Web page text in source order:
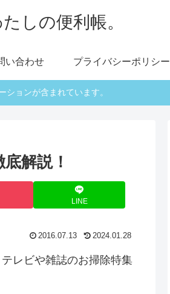
い合わせ プライバシーポリシー
ションが含まれています。
解説！
LINE
2016.07.13 2024.01.28
テレビや雑誌のお掃除特集